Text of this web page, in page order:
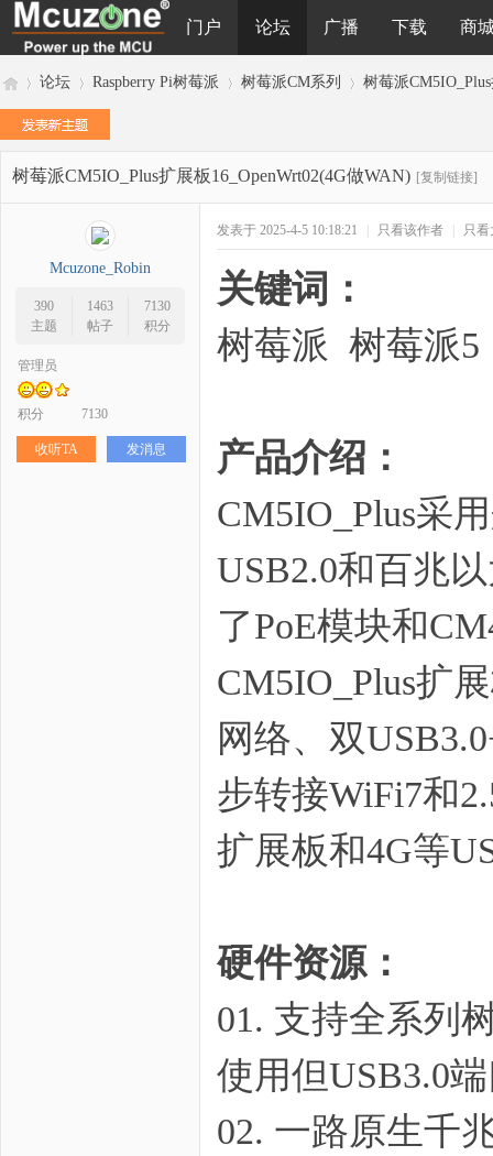
门户 论坛 广播 下载 商
M »
论坛
›
Raspberry Pi树莓派
›
树莓派CM系列
›
树莓派
树莓派CM5IO_Plus扩展板16_OpenWrt02(4G做WAN) [复制链接]
Mcuzone_Robin
390
主题
1463
帖子
7130
积分
管理员
积分 7130
收听TA 发消息
发表于 2025-4-5 10:18:21 只看该作者 只看
关键词：
树莓派 树莓派
产品介绍：
CM5IO_Plus采
USB2.0和百兆
了PoE模块和
CM5IO_Plus扩
网络、双
步转接WiFi7和
扩展板和4G等
硬件资源：
01. 支持全系列
使用但USB3.0
02. 一路原生千